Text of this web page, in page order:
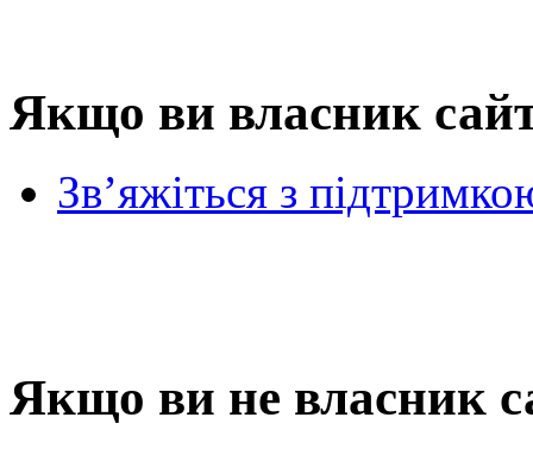
Якщо ви власник
Зв’яжіться з
Якщо ви не власник